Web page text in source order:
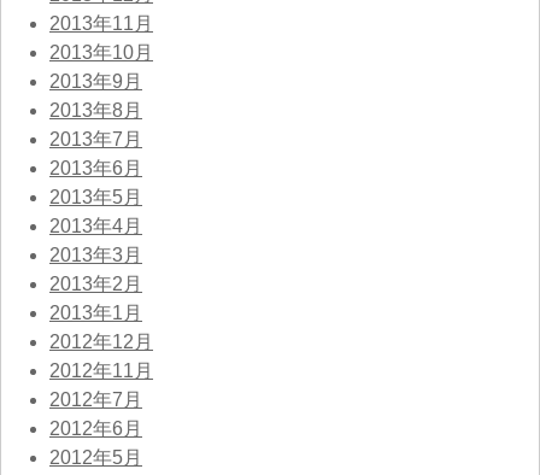
2013年11月
2013年10月
2013年9月
2013年8月
2013年7月
2013年6月
2013年5月
2013年4月
2013年3月
2013年2月
2013年1月
2012年12月
2012年11月
2012年7月
2012年6月
2012年5月